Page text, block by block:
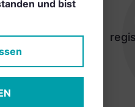
und bist